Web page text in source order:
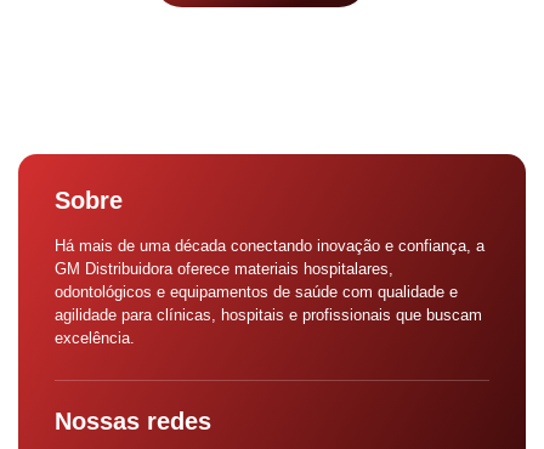
Sobre
Há mais de uma década conectando inovação e confiança, a
GM Distribuidora oferece materiais hospitalares,
odontológicos e equipamentos de saúde com qualidade e
agilidade para clínicas, hospitais e profissionais que buscam
excelência.
Nossas redes